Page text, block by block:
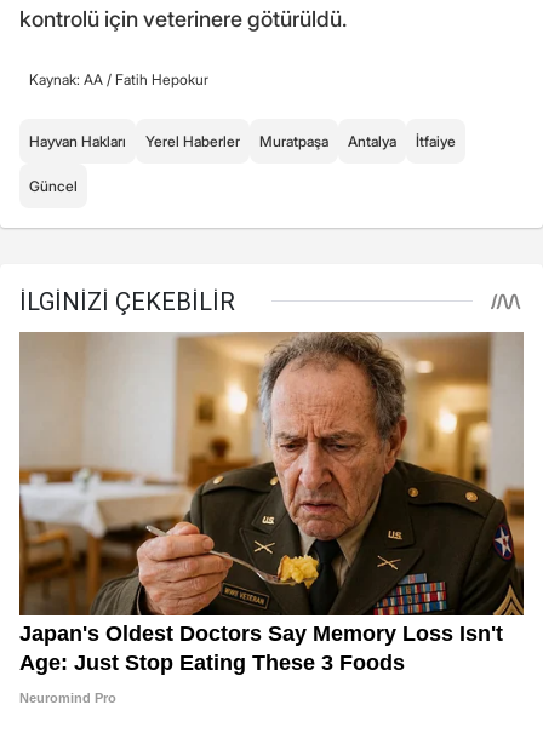
kontrolü için veterinere götürüldü.
Kaynak: AA / Fatih Hepokur
Hayvan Hakları Yerel Haberler Muratpaşa Antalya İtfaiye
Güncel